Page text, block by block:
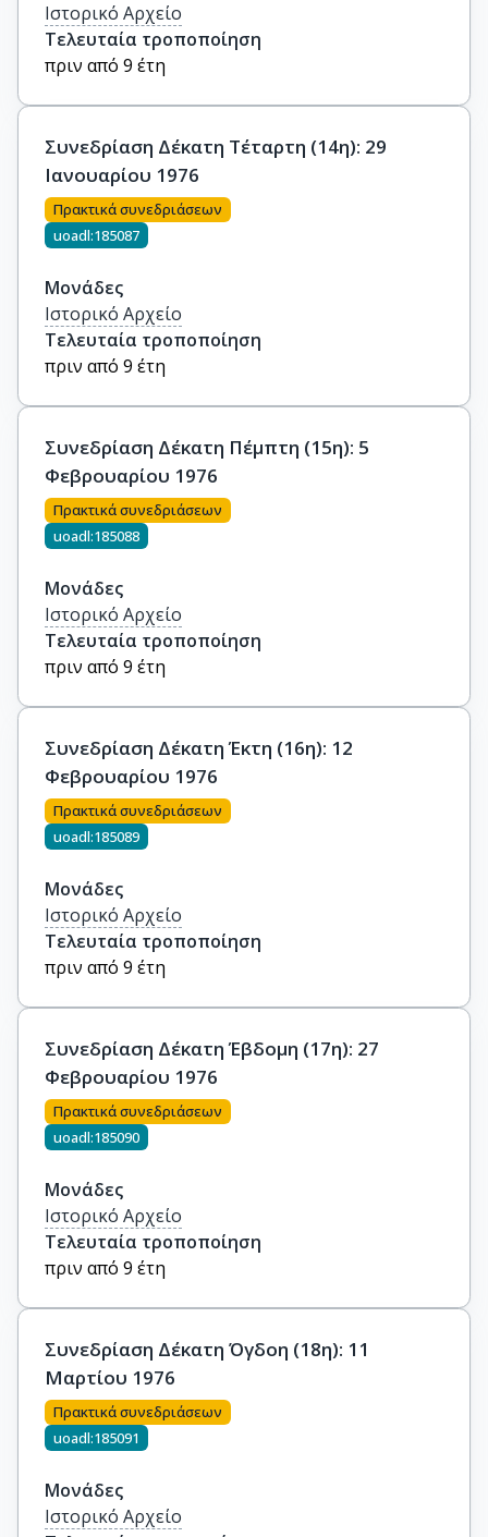
Ιστορικό Αρχείο
Τελευταία τροποποίηση
πριν από 9 έτη
Συνεδρίαση Δέκατη Τέταρτη (14η): 29
Ιανουαρίου 1976
Πρακτικά συνεδριάσεων
uoadl:185087
Μονάδες
Ιστορικό Αρχείο
Τελευταία τροποποίηση
πριν από 9 έτη
Συνεδρίαση Δέκατη Πέμπτη (15η): 5
Φεβρουαρίου 1976
Πρακτικά συνεδριάσεων
uoadl:185088
Μονάδες
Ιστορικό Αρχείο
Τελευταία τροποποίηση
πριν από 9 έτη
Συνεδρίαση Δέκατη Έκτη (16η): 12
Φεβρουαρίου 1976
Πρακτικά συνεδριάσεων
uoadl:185089
Μονάδες
Ιστορικό Αρχείο
Τελευταία τροποποίηση
πριν από 9 έτη
Συνεδρίαση Δέκατη Έβδομη (17η): 27
Φεβρουαρίου 1976
Πρακτικά συνεδριάσεων
uoadl:185090
Μονάδες
Ιστορικό Αρχείο
Τελευταία τροποποίηση
πριν από 9 έτη
Συνεδρίαση Δέκατη Όγδοη (18η): 11
Μαρτίου 1976
Πρακτικά συνεδριάσεων
uoadl:185091
Μονάδες
Ιστορικό Αρχείο